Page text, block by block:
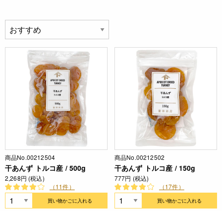
商品No.00212504
干あんず トルコ産 / 500g
2,268円 (税込)
（11件）
買い物かごに入れる
商品No.00212502
干あんず トルコ産 / 150g
777円 (税込)
（17件）
買い物かごに入れる